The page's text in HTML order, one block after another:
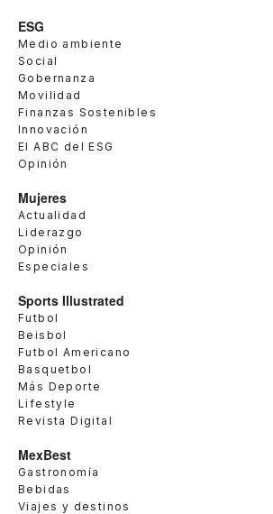
ESG
Medio ambiente
Social
Gobernanza
Movilidad
Finanzas Sostenibles
Innovación
El ABC del ESG
Opinión
Mujeres
Actualidad
Liderazgo
Opinión
Especiales
Sports Illustrated
Futbol
Beisbol
Futbol Americano
Basquetbol
Más Deporte
Lifestyle
Revista Digital
MexBest
Gastronomía
Bebidas
Viajes y destinos